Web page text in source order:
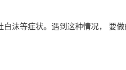
沫等症状。遇到这种情况， 要